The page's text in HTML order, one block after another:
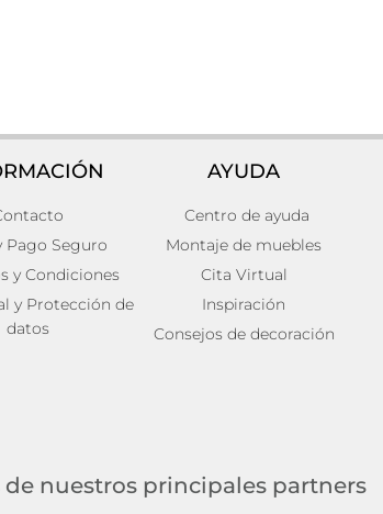
Hierro Industrial
Espejo thusis
138,00 €
Añadir al carrito
Pago Seguro
y Condiciones
y Protección de
datos
AYUDA
Centro de ayuda
Montaje de muebles
Cita Virtual
Inspiración
Consejos de decoración
nuestros principales partners